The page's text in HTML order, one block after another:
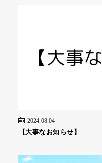
2024.08.04
【大事なお知らせ】